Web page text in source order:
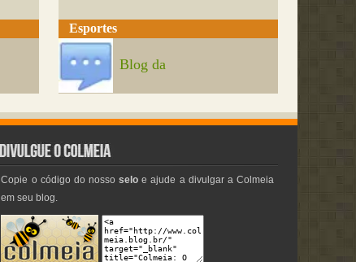
Esportes
Blog da
Copie o código do nossoselo e ajude a divulgar a Colmeia
em seu blog.